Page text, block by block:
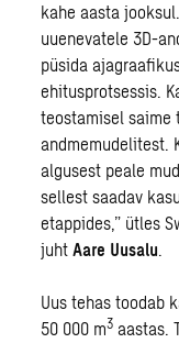
kahe aasta
uuenevatele 3D-
püsida
ehitusprotsessis.
teostamisel
andmemudelitest.
algusest peale
sellest saadav
etappides,” ütles
juhtAare Uusalu.
Uus tehas toodab
50 000 m3 aastas.